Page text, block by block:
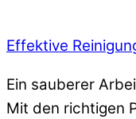
Effektive
Ein sauberer
Mit den richtigen